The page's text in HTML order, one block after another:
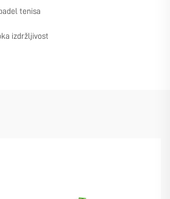
tenisa
izdržljivost